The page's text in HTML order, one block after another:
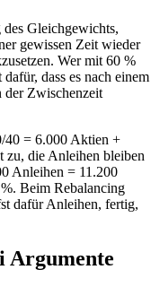
Gleichgewichts,
gewissen Zeit wieder
Wer mit 60 %
dass es nach einem
der Zwischenzeit
40 = 6.000 Aktien +
zu, die Anleihen bleiben
Anleihen = 11.200
Beim Rebalancing
dafür Anleihen, fertig,
Argumente